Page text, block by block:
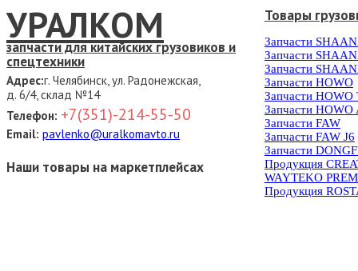
УРАЛКОМ
запчасти для китайских грузовиков и
спецтехники
Адрес:г. Челябинск, ул. Радонежская,
д. 6/4, склад №14
Телефон: +7(351)-214-55-50
Email: pavlenko@uralkomavto.ru
Наши товары на маркетплейсах
Товары
Запчасти
Запчасти
Запчасти
Запчасти HOWO
Запчасти HOWO
Запчасти HOWO
Запчасти FAW
Запчасти FAW J6
Запчасти
Продукция
WAYTEKO
Продукция